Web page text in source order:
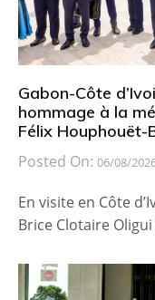
Gabon-Côte
hommage à la
Félix Houphouët-
Posted On: 06/08/
En visite en Côte
Brice Clotaire